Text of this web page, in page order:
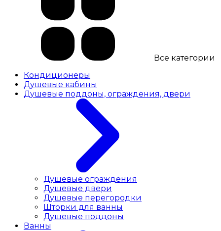
Все категории
Кондиционеры
Душевые кабины
Душевые поддоны, ограждения, двери
Душевые ограждения
Душевые двери
Душевые перегородки
Шторки для ванны
Душевые поддоны
Ванны